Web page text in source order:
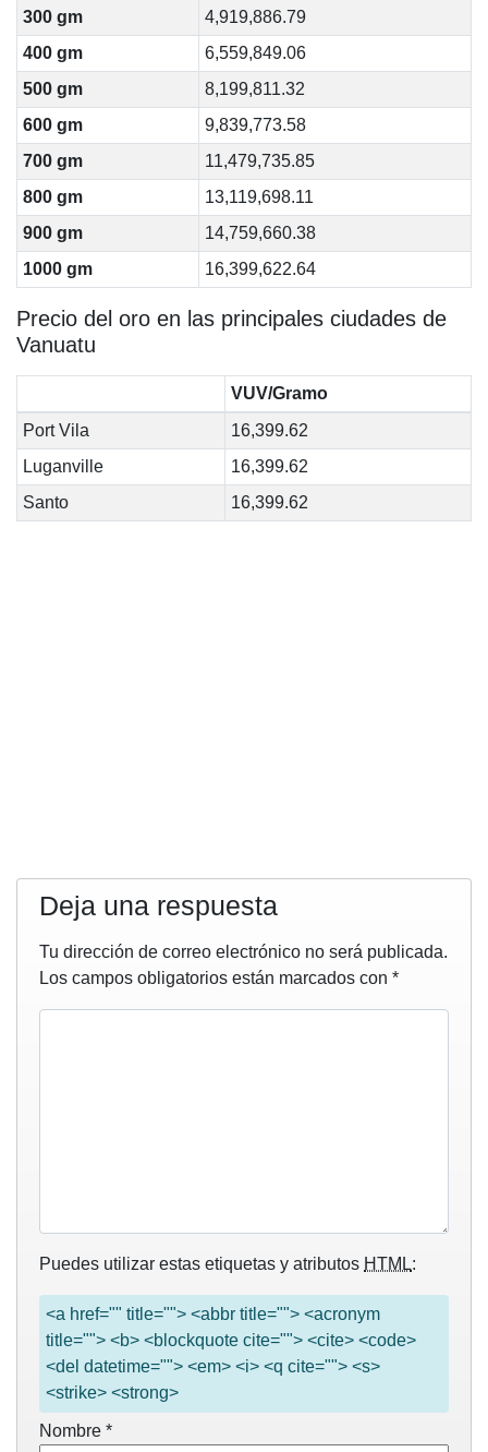
300 gm
4,919,886.79
400 gm
6,559,849.06
500 gm
8,199,811.32
600 gm
9,839,773.58
700 gm
11,479,735.85
800 gm
13,119,698.11
900 gm
14,759,660.38
1000 gm
16,399,622.64
Precio del oro en las principales ciudades de
Vanuatu
VUV/Gramo
Port Vila
16,399.62
Luganville
16,399.62
Santo
16,399.62
Deja una respuesta
Tu dirección de correo electrónico no será publicada.
Los campos obligatorios están marcados con *
Puedes utilizar estas etiquetas y atributos HTML:
<a href="" title=""> <abbr title=""> <acronym
title=""> <b> <blockquote cite=""> <cite> <code>
<del datetime=""> <em> <i> <q cite=""> <s>
<strike> <strong>
Nombre *